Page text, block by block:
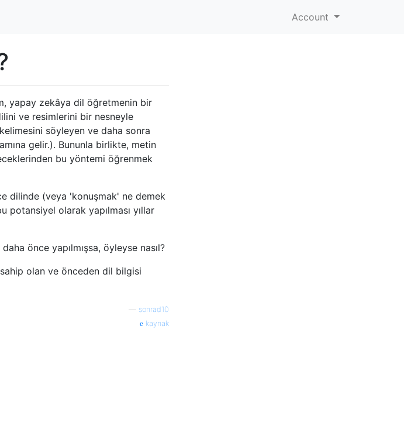
Account
yapay zekâya dil öğretmenin bir
ve resimlerini bir nesneyle
söyleyen ve daha sonra
gelir.). Bununla birlikte, metin
bu yöntemi öğrenmek
dilinde (veya 'konuşmak' ne demek
olarak yapılması yıllar
önce yapılmışsa, öyleyse nasıl?
olan ve önceden dil bilgisi
sonrad10
kaynak